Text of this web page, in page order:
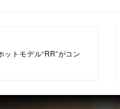
トモデル“RR”がコン